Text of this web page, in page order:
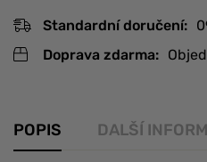
Standardní doručení:
Doprava zdarma:
POPIS DALŠÍ